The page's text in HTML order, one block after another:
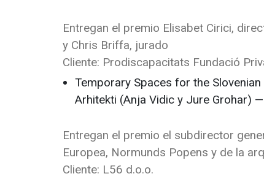
Entregan el premio Elisabet Cirici,
y Chris Briffa, jurado
Cliente: Prodiscapacitats Fundació
Temporary Spaces for the
Arhitekti (Anja Vidic y Jure Grohar) —
Entregan el premio el subdirector
Europea, Normunds Popens y de la
Cliente: L56 d.o.o.